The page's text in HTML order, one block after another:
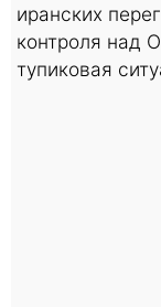
иранских
контроля над
тупиковая